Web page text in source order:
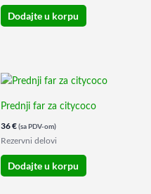
Dodajte u korpu
Prednji far za citycoco
36€(sa PDV-om)
Rezervni delovi
Dodajte u korpu